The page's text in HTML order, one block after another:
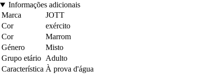
Informações adicionais
Marca
JOTT
Cor
exército
Cor
Marrom
Género
Misto
Grupo etário Adulto
Característica À prova d'água